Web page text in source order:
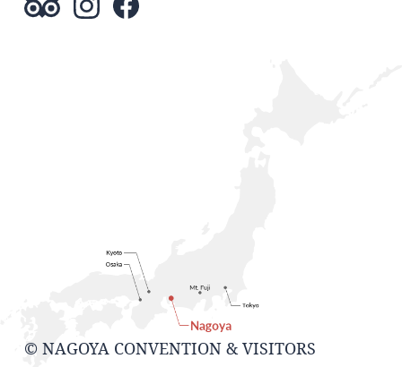
© NAGOYA CONVENTION & VISITORS